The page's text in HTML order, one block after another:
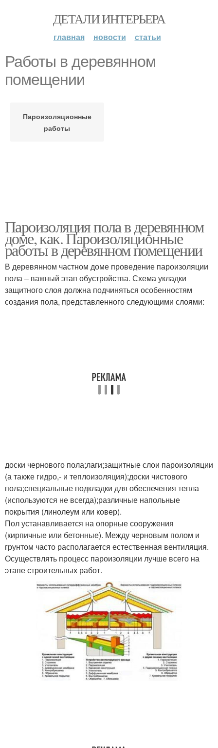
ДЕТАЛИ ИНТЕРЬЕРА
главная новости статьи
Работы в деревянном
помещении
Пароизоляционные
работы
Пароизоляция пола в деревянном
доме, как. Пароизоляционные
работы в деревянном помещении
В деревянном частном доме проведение пароизоляции
пола – важный этап обустройства. Схема укладки
защитного слоя должна подчиняться особенностям
создания пола, представленного следующими слоями:
доски чернового пола;лаги;защитные слои пароизоляции
(а также гидро,- и теплоизоляция);доски чистового
пола;специальные подкладки для обеспечения тепла
(используются не всегда);различные напольные
покрытия (линолеум или ковер).
Пол устанавливается на опорные сооружения
(кирпичные или бетонные). Между черновым полом и
грунтом часто располагается естественная вентиляция.
Осуществлять процесс пароизоляции лучше всего на
этапе строительных работ.